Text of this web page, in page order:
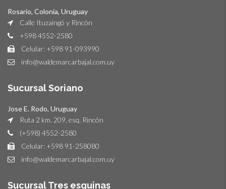
Rosario, Colonia, Uruguay
Calle Ituzaingó y Rincón
+598 4552-2580
Celular: +598 91-093990
info@waldemarcarbajal.com.uy
Sucursal Soriano
Jose E. Rodo, Uruguay
Ruta 2 km. 209, esq. Rincón
(+598) 4552-2580
Celular: +598 91-258080
info@waldemarcarbajal.com.uy
Sucursal Tres esquinas